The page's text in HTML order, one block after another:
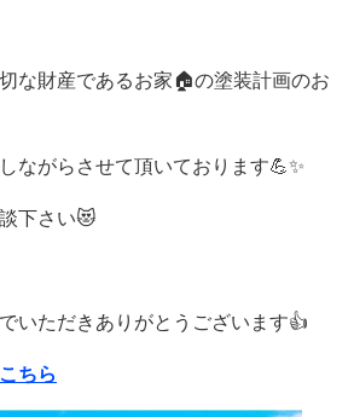
な財産であるお家🏠の塗装計画のお
ながらさせて頂いております💪✨
下さい😻
いただきありがとうございます👍
ちら